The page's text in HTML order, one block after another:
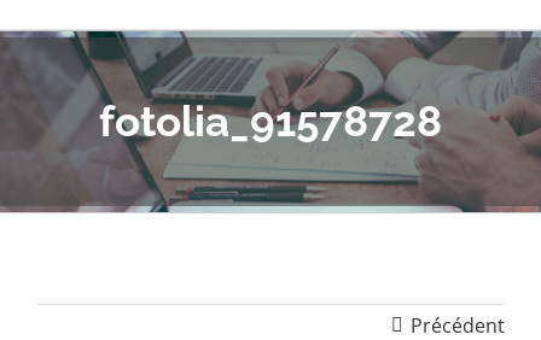
fotolia_91578728
Précédent